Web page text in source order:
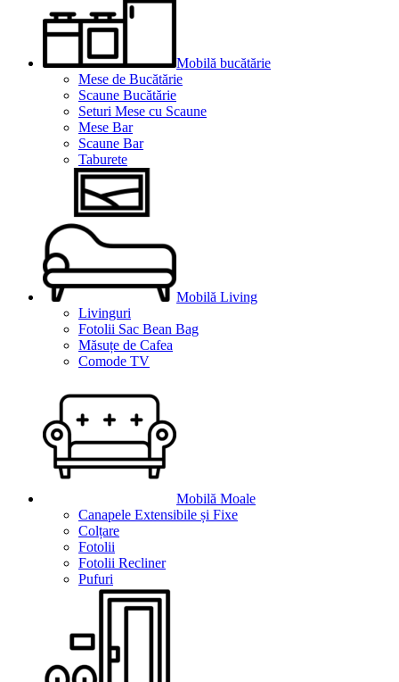
Mobilă bucătărie
Mese de Bucătărie
Scaune Bucătărie
Seturi Mese cu Scaune
Mese Bar
Scaune Bar
Taburete
Mobilă Living
Livinguri
Fotolii Sac Bean Bag
Măsuțe de Cafea
Comode TV
Mobilă Moale
Canapele Extensibile și Fixe
Colțare
Fotolii
Fotolii Recliner
Pufuri